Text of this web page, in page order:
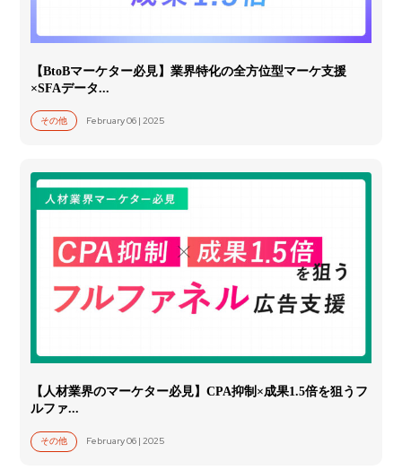
【BtoBマーケター必見】業界特化の全方位型マーケ支援
×SFAデータ...
その他 February 06 | 2025
【人材業界のマーケター必見】CPA抑制×成果1.5倍を狙うフ
ルファ...
その他 February 06 | 2025